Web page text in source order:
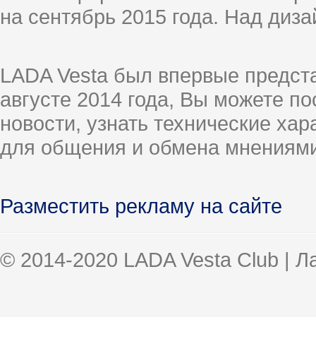
на сентябрь 2015 года. Над
LADA Vesta был впервые
августе 2014 года, Вы можете
новости, узнать технические
для общения и обмена
Разместить рекламу на сайте
© 2014-2020 LADA Vesta Club |